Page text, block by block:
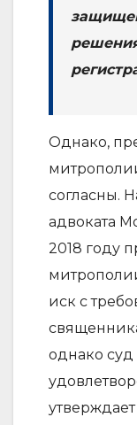
Однако,
согласны.
адвоката
2018 году
иск с
однако суд